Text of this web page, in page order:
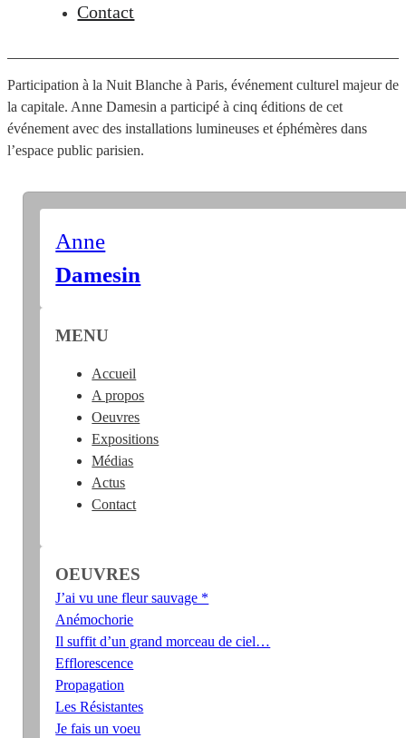
Contact
Participation à la Nuit Blanche à Paris, événement culturel majeur de
la capitale. Anne Damesin a participé à cinq éditions de cet
événement avec des installations lumineuses et éphémères dans
l’espace public parisien.
Anne
Damesin
MENU
Accueil
A propos
Oeuvres
Expositions
Médias
Actus
Contact
OEUVRES
J’ai vu une fleur sauvage *
Anémochorie
Il suffit d’un grand morceau de ciel…
Efflorescence
Propagation
Les Résistantes
Je fais un voeu